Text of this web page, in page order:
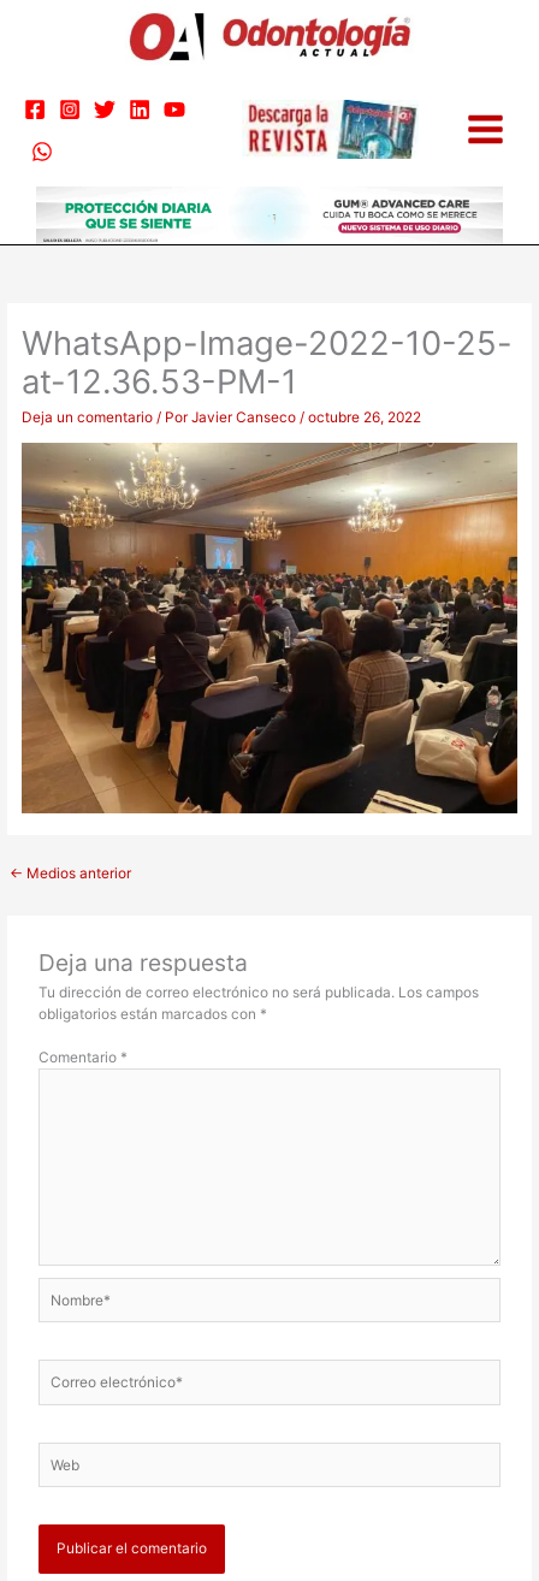
WhatsApp-Image-2022-10-25-
at-12.36.53-PM-1
Deja un comentario / PorJavier Canseco/octubre 26, 2022
← Medios anterior
Deja una respuesta
Tu dirección de correo electrónico no será publicada. Los campos
obligatorios están marcados con *
Comentario *
electrónico*